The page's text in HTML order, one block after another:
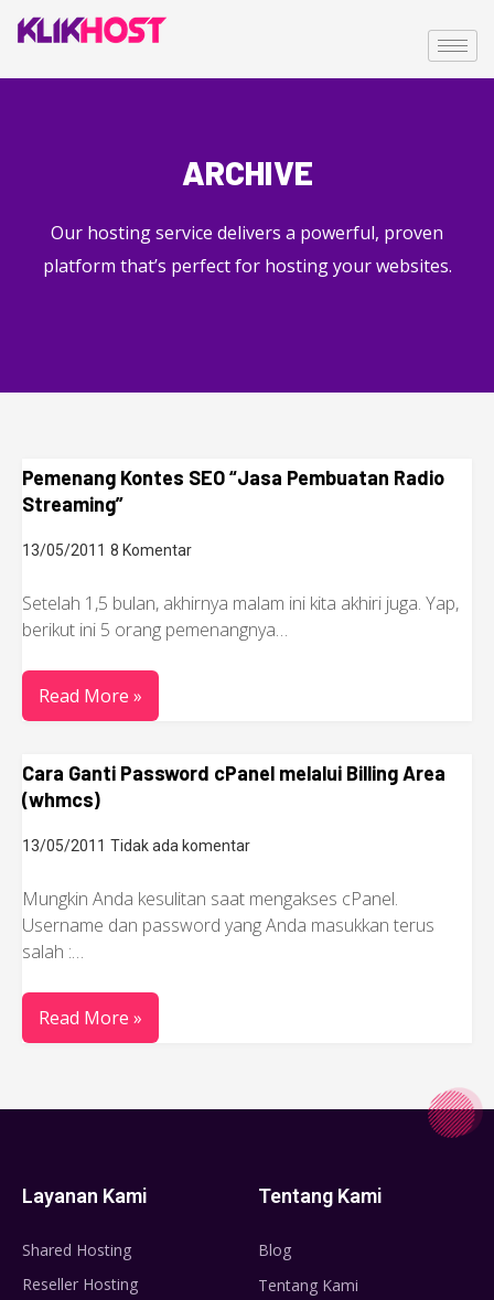
ARCHIVE
Our hosting service delivers a powerful, proven
platform that’s perfect for hosting your websites.
Pemenang Kontes SEO “Jasa Pembuatan Radio
Streaming”
13/05/2011 8 Komentar
Setelah 1,5 bulan, akhirnya malam ini kita akhiri juga. Yap,
berikut ini 5 orang pemenangnya…
Read More »
Cara Ganti Password cPanel melalui Billing Area
(whmcs)
13/05/2011 Tidak ada komentar
Mungkin Anda kesulitan saat mengakses cPanel.
Username dan password yang Anda masukkan terus
salah :…
Read More »
Layanan Kami
Shared Hosting
Reseller Hosting
Tentang Kami
Blog
Tentang Kami